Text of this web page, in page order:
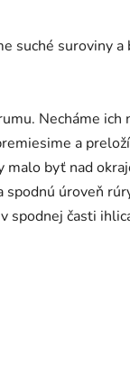
suché suroviny a
Necháme ich
a
byť nad
spodnú úroveň
spodnej časti